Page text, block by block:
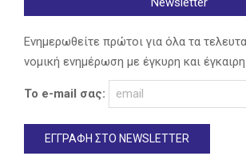
Ενημερωθείτε πρώτοι για όλα τα
νομική ενημέρωση με έγκυρη και
Το e-mail σας: